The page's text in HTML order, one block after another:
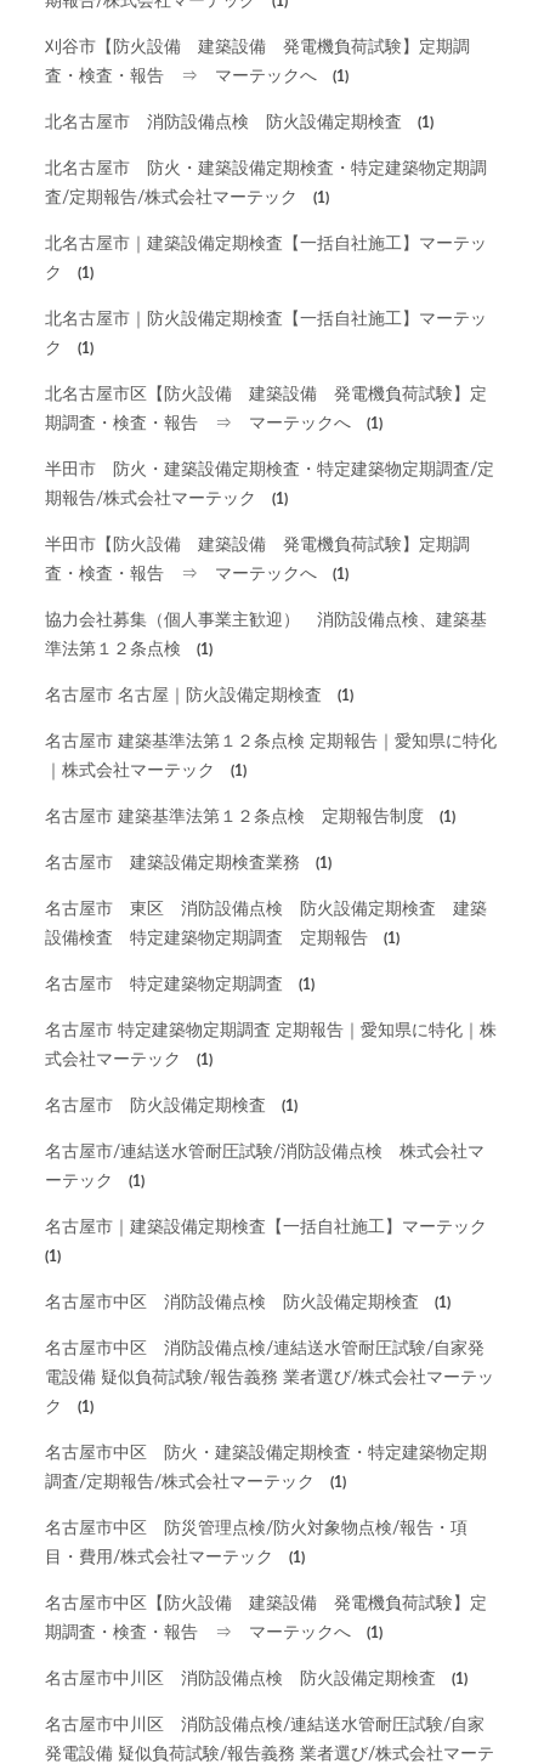
刈谷市【防火設備 建築設備 発電機負荷試験】定期調
査・検査・報告 ⇒ マーテックへ
(1)
北名古屋市 消防設備点検 防火設備定期検査 (1)
北名古屋市 防火・建築設備定期検査・特定建築物定期調
査/定期報告/株式会社マーテック
(1)
北名古屋市｜建築設備定期検査【一括自社施工】マーテッ
ク
(1)
北名古屋市｜防火設備定期検査【一括自社施工】マーテッ
ク
(1)
北名古屋市区【防火設備 建築設備 発電機負荷試験】定
期調査・検査・報告 ⇒ マーテックへ
(1)
半田市 防火・建築設備定期検査・特定建築物定期調査/定
期報告/株式会社マーテック
(1)
半田市【防火設備 建築設備 発電機負荷試験】定期調
査・検査・報告 ⇒ マーテックへ
(1)
協力会社募集（個人事業主歓迎） 消防設備点検、建築基
準法第１２条点検
(1)
名古屋市 名古屋｜防火設備定期検査 (1)
名古屋市 建築基準法第１２条点検 定期報告｜愛知県に特化
｜株式会社マーテック
(1)
名古屋市 建築基準法第１２条点検 定期報告制度 (1)
名古屋市 建築設備定期検査業務 (1)
名古屋市 東区 消防設備点検 防火設備定期検査 建築
設備検査 特定建築物定期調査 定期報告
(1)
名古屋市 特定建築物定期調査 (1)
名古屋市 特定建築物定期調査 定期報告｜愛知県に特化｜株
式会社マーテック
(1)
名古屋市 防火設備定期検査 (1)
名古屋市/連結送水管耐圧試験/消防設備点検 株式会社マ
ーテック
(1)
名古屋市｜建築設備定期検査【一括自社施工】マーテック
(1)
名古屋市中区 消防設備点検 防火設備定期検査 (1)
名古屋市中区 消防設備点検/連結送水管耐圧試験/自家発
電設備 疑似負荷試験/報告義務 業者選び/株式会社マーテッ
ク
(1)
名古屋市中区 防火・建築設備定期検査・特定建築物定期
調査/定期報告/株式会社マーテック
(1)
名古屋市中区 防災管理点検/防火対象物点検/報告・項
目・費用/株式会社マーテック
(1)
名古屋市中区【防火設備 建築設備 発電機負荷試験】定
期調査・検査・報告 ⇒ マーテックへ
(1)
名古屋市中川区 消防設備点検 防火設備定期検査 (1)
名古屋市中川区 消防設備点検/連結送水管耐圧試験/自家
発電設備 疑似負荷試験/報告義務 業者選び/株式会社マーテ